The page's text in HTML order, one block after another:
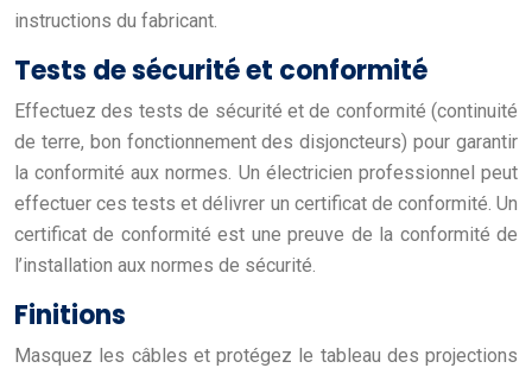
instructions du fabricant.
Tests de sécurité et conformité
Effectuez des tests de sécurité et de conformité (continuité
de terre, bon fonctionnement des disjoncteurs) pour garantir
la conformité aux normes. Un électricien professionnel peut
effectuer ces tests et délivrer un certificat de conformité. Un
certificat de conformité est une preuve de la conformité de
l’installation aux normes de sécurité.
Finitions
Masquez les câbles et protégez le tableau des projections